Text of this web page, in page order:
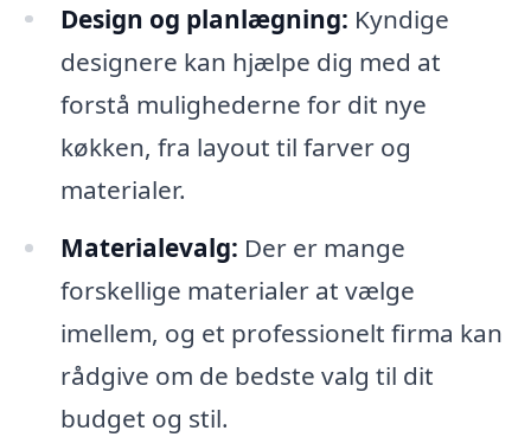
Design og planlægning: Kyndige
designere kan hjælpe dig med at
forstå mulighederne for dit nye
køkken, fra layout til farver og
materialer.
Materialevalg: Der er mange
forskellige materialer at vælge
imellem, og et professionelt firma kan
rådgive om de bedste valg til dit
budget og stil.